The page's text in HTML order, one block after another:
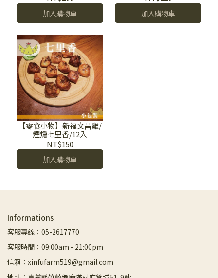
加入購物車 加入購物車
【零食小物】新福文昌雞/
煙燻七里香/12入
NT$150
加入購物車
Informations
客服專線：05-2617770
客服時間：09:00am - 21:00pm
信箱：xinfufarm519@gmail.com